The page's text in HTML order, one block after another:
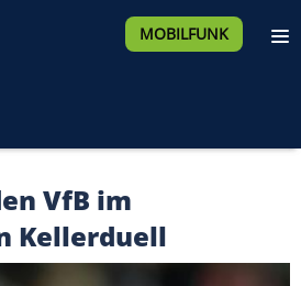
MOBILFUNK
VfB im
Kellerduell